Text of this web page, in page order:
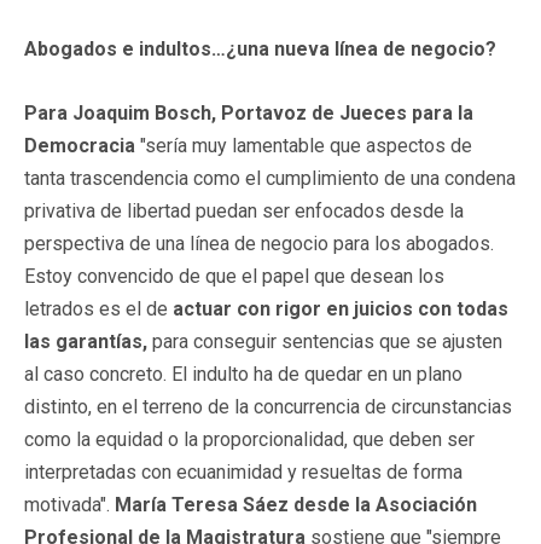
Abogados e indultos…¿una nueva línea de negocio?
Para Joaquim Bosch, Portavoz de Jueces para la
Democracia "sería muy lamentable que aspectos de
tanta trascendencia como el cumplimiento de una condena
privativa de libertad puedan ser enfocados desde la
perspectiva de una línea de negocio para los abogados.
Estoy convencido de que el papel que desean los
letrados es el de actuar con rigor en juicios con todas
las garantías, para conseguir sentencias que se ajusten
al caso concreto. El indulto ha de quedar en un plano
distinto, en el terreno de la concurrencia de circunstancias
como la equidad o la proporcionalidad, que deben ser
interpretadas con ecuanimidad y resueltas de forma
motivada". María Teresa Sáez desde la Asociación
Profesional de la Magistratura sostiene que "siempre